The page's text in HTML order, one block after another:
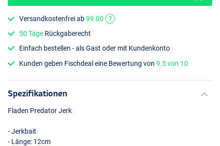
Red/Black
Versandkostenfrei ab99.00
?
50 Tage Rückgaberecht
Einfach bestellen - als Gast oder mit Kundenkonto
Kunden geben Fischdeal eine Bewertung von9.5 von 10
Spezifikationen
Fladen Predator Jerk
- Jerkbait
- Länge: 12cm